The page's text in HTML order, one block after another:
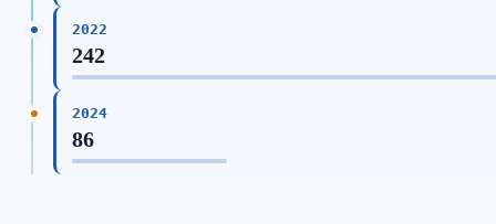
2022
242
2024
86